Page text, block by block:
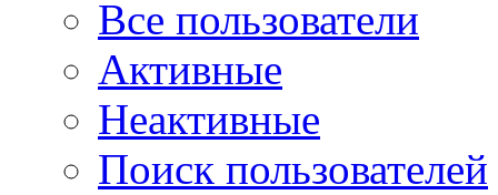
Все пользователи
Активные
Неактивные
Поиск пользователей